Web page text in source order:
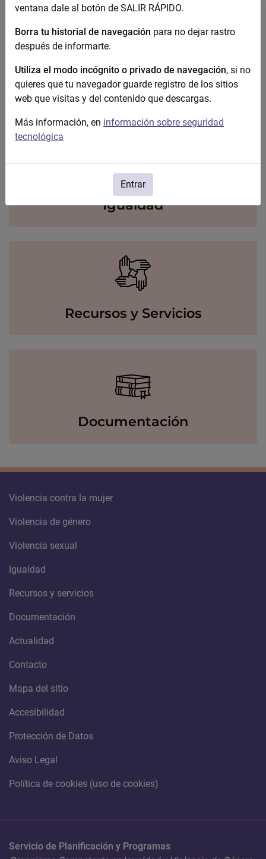
Violencia contra la mujer
Igualdad
Recursos y Servicios
Documentación
Violencia contra la mujer
Violencia de género
Violencia sexual
Igualdad
Recursos y servicios
Documentación
Actualidad
Contacto
Mapa del sitio
Accesibilidad
Protección de Datos
Aviso Legal
Política de cookies (uso de cookies)
Servicio de Planificación y Programas
ventana dale al botón de SALIR RÁPIDO.
Borra tu historial de navegación para no dejar rastro
después de informarte.
Utiliza el modo incógnito o privado de navegación, si no
quieres que tu navegador guarde registro de los sitios
web que visitas y del contenido que descargas.
Más información, en información sobre seguridad
tecnológica
Entrar